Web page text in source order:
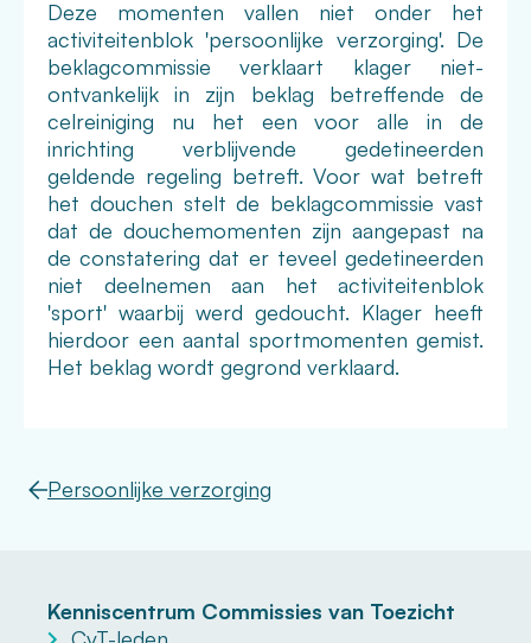
Deze momenten vallen niet onder het
activiteitenblok 'persoonlijke verzorging'. De
beklagcommissie verklaart klager niet-
ontvankelijk in zijn beklag betreffende de
celreiniging nu het een voor alle in de
inrichting verblijvende gedetineerden
geldende regeling betreft. Voor wat betreft
het douchen stelt de beklagcommissie vast
dat de douchemomenten zijn aangepast na
de constatering dat er teveel gedetineerden
niet deelnemen aan het activiteitenblok
'sport' waarbij werd gedoucht. Klager heeft
hierdoor een aantal sportmomenten gemist.
Het beklag wordt gegrond verklaard.
Persoonlijke verzorging
Kenniscentrum Commissies van Toezicht